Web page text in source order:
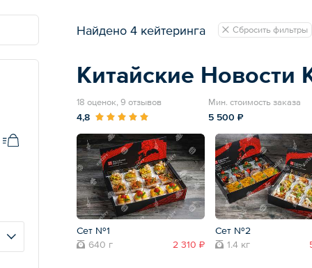
Найдено 4 кейтеринга Сбросить фильтры
Китайские Новости
18 оценок, 9 отзывов
4,8
Мин. стоимость заказа
5 500 ₽
Сет №1
640 г
2 310 ₽
Сет №2
1.4 кг